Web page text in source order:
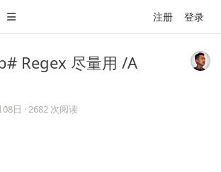
注册 登录
Regex 尽量用 /A
日 · 2682 次阅读